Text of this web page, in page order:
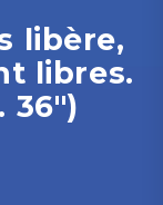
libère,
libres.
36")